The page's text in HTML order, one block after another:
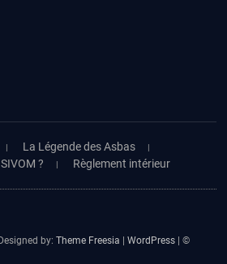
La Légende des Asbas
?
Règlement intérieur
by:Theme Freesia |WordPress | ©